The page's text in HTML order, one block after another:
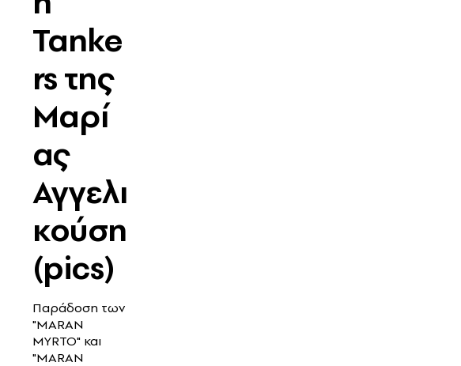
Tanke
rs της
Μαρί
ας
Αγγελι
κούση
(pics)
Παράδοση των
"MARAN
MYRTO" και
"MARAN